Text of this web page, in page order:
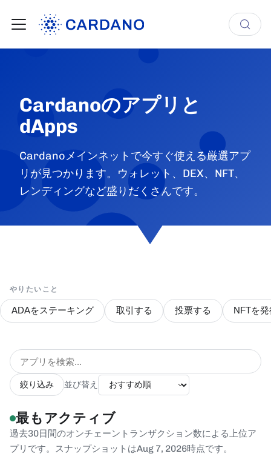
Cardanoのアプリと
dApps
Cardanoメインネットで今すぐ使える厳選アプ
リが見つかります。ウォレット、DEX、NFT、
レンディングなど盛りだくさんです。
やりたいこと
ADAをステーキング 取引する 投票する NFTを
絞り込み 並び替え
最もアクティブ
過去30日間のオンチェーントランザクション数による上位ア
プリです。スナップショットはAug 7, 2026時点です。